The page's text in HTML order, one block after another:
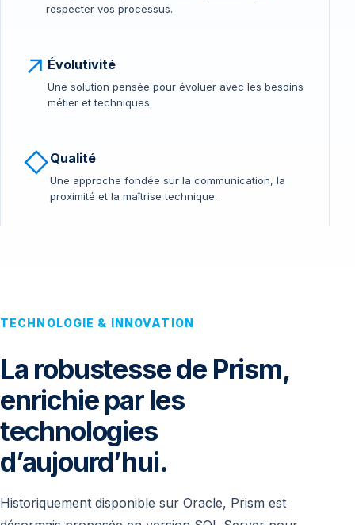
respecter vos processus.
↗ Évolutivité
Une solution pensée pour évoluer avec les besoins
métier et techniques.
◇Qualité
Une approche fondée sur la communication, la
proximité et la maîtrise technique.
TECHNOLOGIE & INNOVATION
La robustesse de Prism,
enrichie par les
technologies
d’aujourd’hui.
Historiquement disponible sur Oracle, Prism est